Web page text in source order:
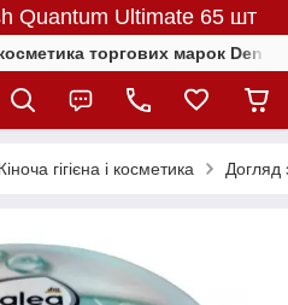
Quantum Ultimate 65 шт
торгових марок
гігієна і косметика Догляд